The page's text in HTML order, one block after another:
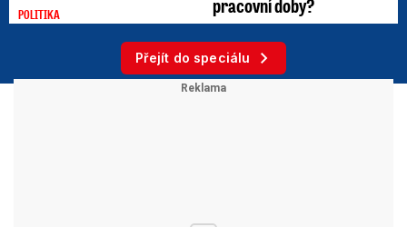
POLITIKA
Přejít do speciálu